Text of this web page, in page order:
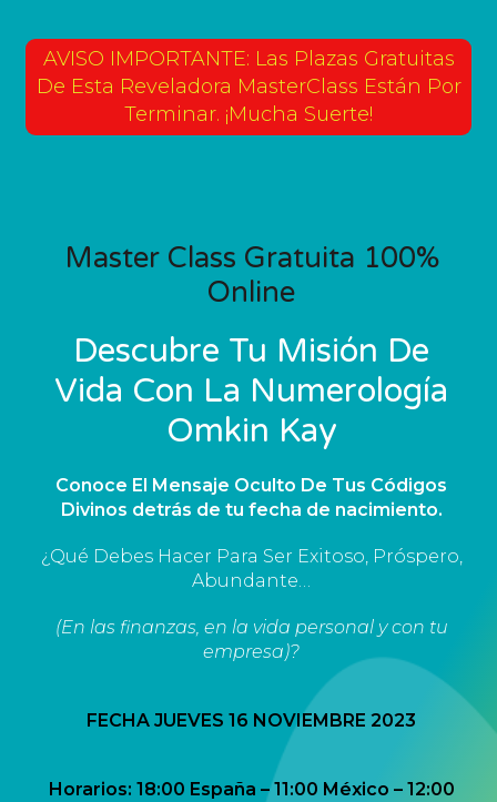
AVISO IMPORTANTE: Las Plazas Gratuitas
De Esta Reveladora MasterClass Están Por
Terminar. ¡Mucha Suerte!
Master Class Gratuita 100%
Online
Descubre Tu Misión De
Vida Con La Numerología
Omkin Kay
Conoce El Mensaje Oculto De Tus Códigos
Divinos detrás de tu fecha de nacimiento.
¿Qué Debes Hacer Para Ser Exitoso, Próspero,
Abundante…
(En las finanzas, en la vida personal y con tu
empresa)?
FECHA JUEVES 16 NOVIEMBRE 2023
Horarios: 18:00 España – 11:00 México – 12:00